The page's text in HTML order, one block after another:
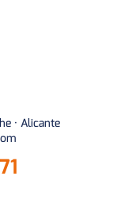
· Alicante